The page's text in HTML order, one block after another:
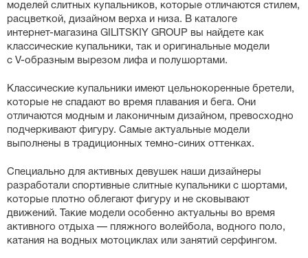
моделей слитных купальников, которые отличаются стилем,
расцветкой, дизайном верха и низа. В каталоге
интернет-магазина GILITSKIY GROUP вы найдете как
классические купальники, так и оригинальные модели
с V-образным вырезом лифа и полушортами.
Классические купальники имеют цельнокоренные бретели,
которые не спадают во время плавания и бега. Они
отличаются модным и лаконичным дизайном, превосходно
подчеркивают фигуру. Самые актуальные модели
выполнены в традиционных темно-синих оттенках.
Специально для активных девушек наши дизайнеры
разработали спортивные слитные купальники с шортами,
которые плотно облегают фигуру и не сковывают
движений. Такие модели особенно актуальны во время
активного отдыха — пляжного волейбола, водного поло,
катания на водных мотоциклах или занятий серфингом.